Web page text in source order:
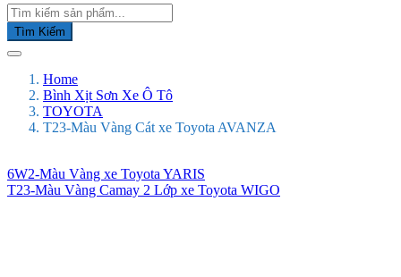
Tìm Kiếm
Home
Bình Xịt Sơn Xe Ô Tô
TOYOTA
T23-Màu Vàng Cát xe Toyota AVANZA
6W2-Màu Vàng xe Toyota YARIS
T23-Màu Vàng Camay 2 Lớp xe Toyota WIGO